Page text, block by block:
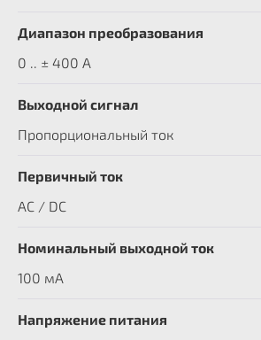
Диапазон преобразования
0 .. ± 400 А
Выходной сигнал
Пропорциональный ток
Первичный ток
AC / DC
Номинальный выходной ток
100 мА
Напряжение питания